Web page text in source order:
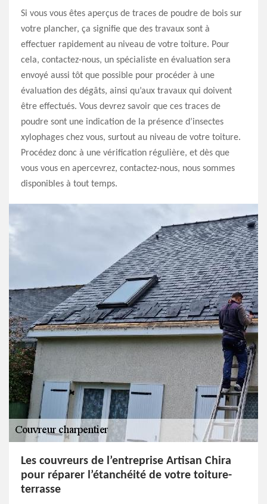
Si vous vous êtes aperçus de traces de poudre de bois sur
votre plancher, ça signifie que des travaux sont à
effectuer rapidement au niveau de votre toiture. Pour
cela, contactez-nous, un spécialiste en évaluation sera
envoyé aussi tôt que possible pour procéder à une
évaluation des dégâts, ainsi qu’aux travaux qui doivent
être effectués. Vous devrez savoir que ces traces de
poudre sont une indication de la présence d’insectes
xylophages chez vous, surtout au niveau de votre toiture.
Procédez donc à une vérification régulière, et dès que
vous vous en apercevrez, contactez-nous, nous sommes
disponibles à tout temps.
Les couvreurs de l’entreprise Artisan Chira
pour réparer l’étanchéité de votre toiture-
terrasse